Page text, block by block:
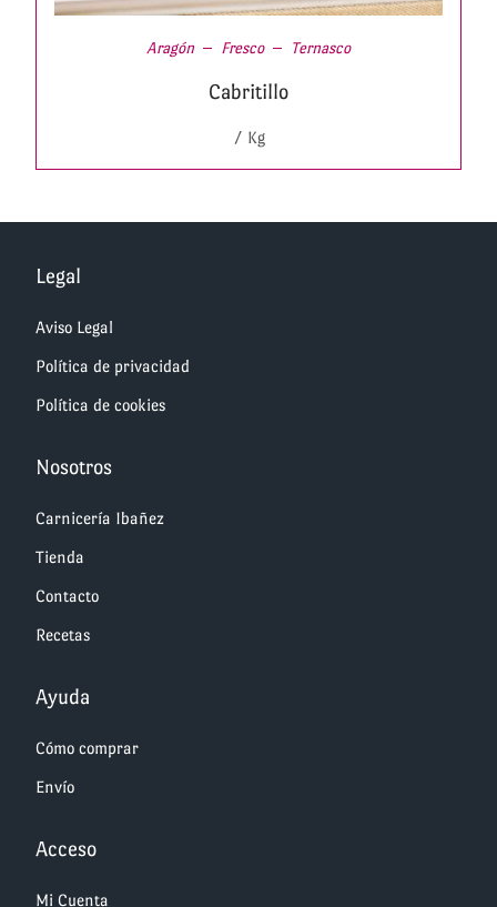
Aragón Fresco Ternasco
Cabritillo
/ Kg
Legal
Aviso Legal
Política de privacidad
Política de cookies
Nosotros
Carnicería Ibañez
Tienda
Contacto
Recetas
Ayuda
Cómo comprar
Envío
Acceso
Mi Cuenta